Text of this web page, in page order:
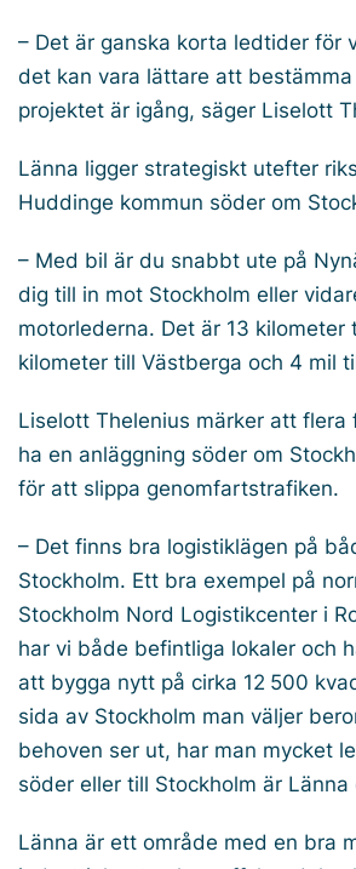
– Det är ganska korta ledtider för
det kan vara lättare att
projektet är igång, säger Liselott
Länna ligger strategiskt utefter
Huddinge kommun söder om
– Med bil är du snabbt ute på
dig till in mot Stockholm eller
motorlederna. Det är 13 kilometer
kilometer till Västberga och 4 mil
Liselott Thelenius märker att flera
ha en anläggning söder om
för att slippa genomfartstrafiken.
– Det finns bra logistiklägen på
Stockholm. Ett bra exempel på
Stockholm Nord Logistikcenter i
har vi både befintliga lokaler och
att bygga nytt på cirka 12 500
sida av Stockholm man väljer
behoven ser ut, har man mycket
söder eller till Stockholm är
Länna är ett område med en bra